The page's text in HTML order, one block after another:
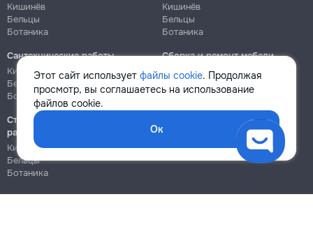
Этот сайт использует файлы cookie. Продолжая
просмотр, вы соглашаетесь на использование
файлов cookie.
Ок
Кишинёв
Бельцы
Ботаника
Кишинёв
Бельцы
Ботаника
Сантехнические работы
Кишинёв
Бельцы
Ботаника
Сборка и ремонт мебели
Кишинёв
Ботаника
Строительно-монтажные
работы
Кишинёв
Бельцы
Ботаника